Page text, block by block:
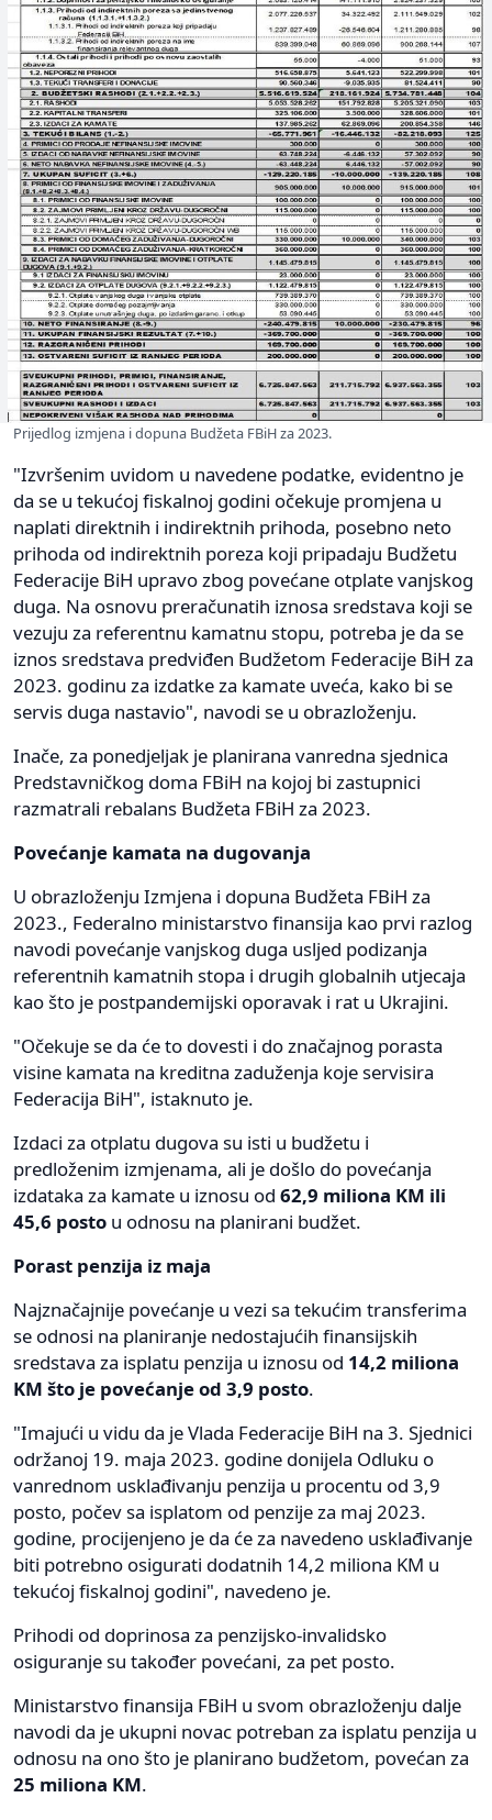
Prijedlog izmjena i dopuna Budžeta FBiH za 2023.
"Izvršenim uvidom u navedene podatke, evidentno je
da se u tekućoj fiskalnoj godini očekuje promjena u
naplati direktnih i indirektnih prihoda, posebno neto
prihoda od indirektnih poreza koji pripadaju Budžetu
Federacije BiH upravo zbog povećane otplate vanjskog
duga. Na osnovu preračunatih iznosa sredstava koji se
vezuju za referentnu kamatnu stopu, potreba je da se
iznos sredstava predviđen Budžetom Federacije BiH za
2023. godinu za izdatke za kamate uveća, kako bi se
servis duga nastavio", navodi se u obrazloženju.
Inače, za ponedjeljak je planirana vanredna sjednica
Predstavničkog doma FBiH na kojoj bi zastupnici
razmatrali rebalans Budžeta FBiH za 2023.
Povećanje kamata na dugovanja
U obrazloženju Izmjena i dopuna Budžeta FBiH za
2023., Federalno ministarstvo finansija kao prvi razlog
navodi povećanje vanjskog duga usljed podizanja
referentnih kamatnih stopa i drugih globalnih utjecaja
kao što je postpandemijski oporavak i rat u Ukrajini.
"Očekuje se da će to dovesti i do značajnog porasta
visine kamata na kreditna zaduženja koje servisira
Federacija BiH", istaknuto je.
Izdaci za otplatu dugova su isti u budžetu i
predloženim izmjenama, ali je došlo do povećanja
izdataka za kamate u iznosu od 62,9 miliona KM ili
45,6 posto u odnosu na planirani budžet.
Porast penzija iz maja
Najznačajnije povećanje u vezi sa tekućim transferima
se odnosi na planiranje nedostajućih finansijskih
sredstava za isplatu penzija u iznosu od 14,2 miliona
KM što je povećanje od 3,9 posto.
"Imajući u vidu da je Vlada Federacije BiH na 3. Sjednici
održanoj 19. maja 2023. godine donijela Odluku o
vanrednom usklađivanju penzija u procentu od 3,9
posto, počev sa isplatom od penzije za maj 2023.
godine, procijenjeno je da će za navedeno usklađivanje
biti potrebno osigurati dodatnih 14,2 miliona KM u
tekućoj fiskalnoj godini", navedeno je.
Prihodi od doprinosa za penzijsko-invalidsko
osiguranje su također povećani, za pet posto.
Ministarstvo finansija FBiH u svom obrazloženju dalje
navodi da je ukupni novac potreban za isplatu penzija u
odnosu na ono što je planirano budžetom, povećan za
25 miliona KM.